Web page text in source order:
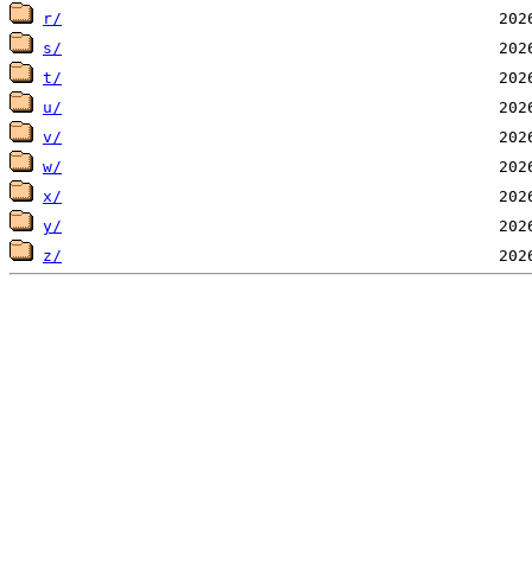
r/
s/
t/
u/
v/
w/
x/
y/
z/